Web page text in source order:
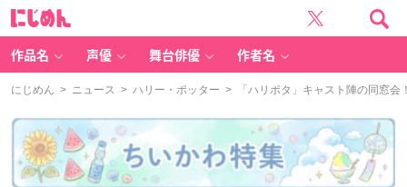
作品名 声優 舞台俳優 作者名
にじめん > ニュース > ハリー・ポッター > 「ハリポタ」キャスト陣の同窓会